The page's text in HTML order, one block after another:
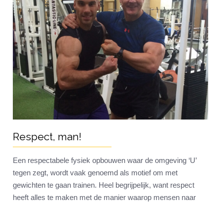
Respect, man!
Een respectabele fysiek opbouwen waar de omgeving ‘U’
tegen zegt, wordt vaak genoemd als motief om met
gewichten te gaan trainen. Heel begrijpelijk, want respect
heeft alles te maken met de manier waarop mensen naar